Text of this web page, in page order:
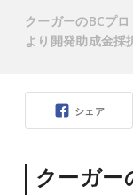
シェア
クーガー
クーガーのBCプ
より開発助成金採